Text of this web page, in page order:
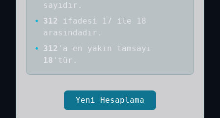
sayıdır .
•
312
ifadesi 17 ile 18
arasındadır.
•
312 'a en yakın tamsayı
18 'tür.
Yeni Hesaplama